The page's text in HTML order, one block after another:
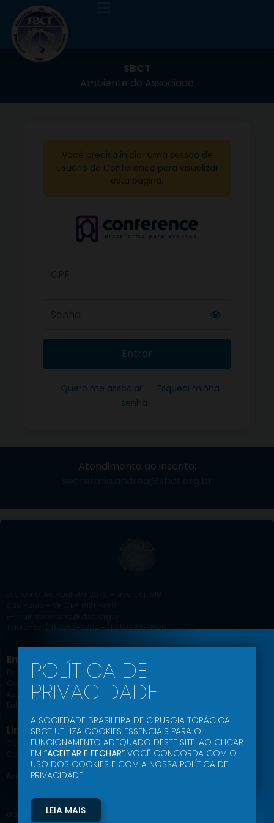
SBCT
Ambiente do Associado
Você precisa iniciar uma sessão de
usuário do Conference para visualizar
esta página.
Entrar
Quero me associar
Esqueci minha
senha
Atendimento ao inscrito:
Telefones: (11) 3253-0202 – (11) 97036-9528
Empresa
Palavra do Presidente
Comissões
Associe-se
Agenda Científica
Jornal
Ead
Link Uteis
Código de Conduta Ética
Comunidade SBCT
Área do Associado
© 2024- SBCT – Sociedade Brasileira de Cirurgia Torácica – Todos os
POLÍTICA DE
PRIVACIDADE
A SOCIEDADE BRASILEIRA DE CIRURGIA TORÁCICA -
SBCT UTILIZA COOKIES ESSENCIAIS PARA O
FUNCIONAMENTO ADEQUADO DESTE SITE. AO CLICAR
EM “ACEITAR E FECHAR” VOCÊ CONCORDA COM O
USO DOS COOKIES E COM A NOSSA POLÍTICA DE
PRIVACIDADE.
LEIA MAIS